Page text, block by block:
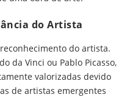
do Artista
do artista.
da Vinci ou Pablo Picasso,
valorizadas devido
de artistas emergentes